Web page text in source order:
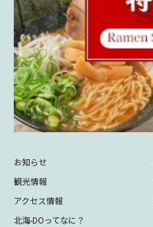
お知らせ
観光情報
アクセス情報
北海-DOってなに？